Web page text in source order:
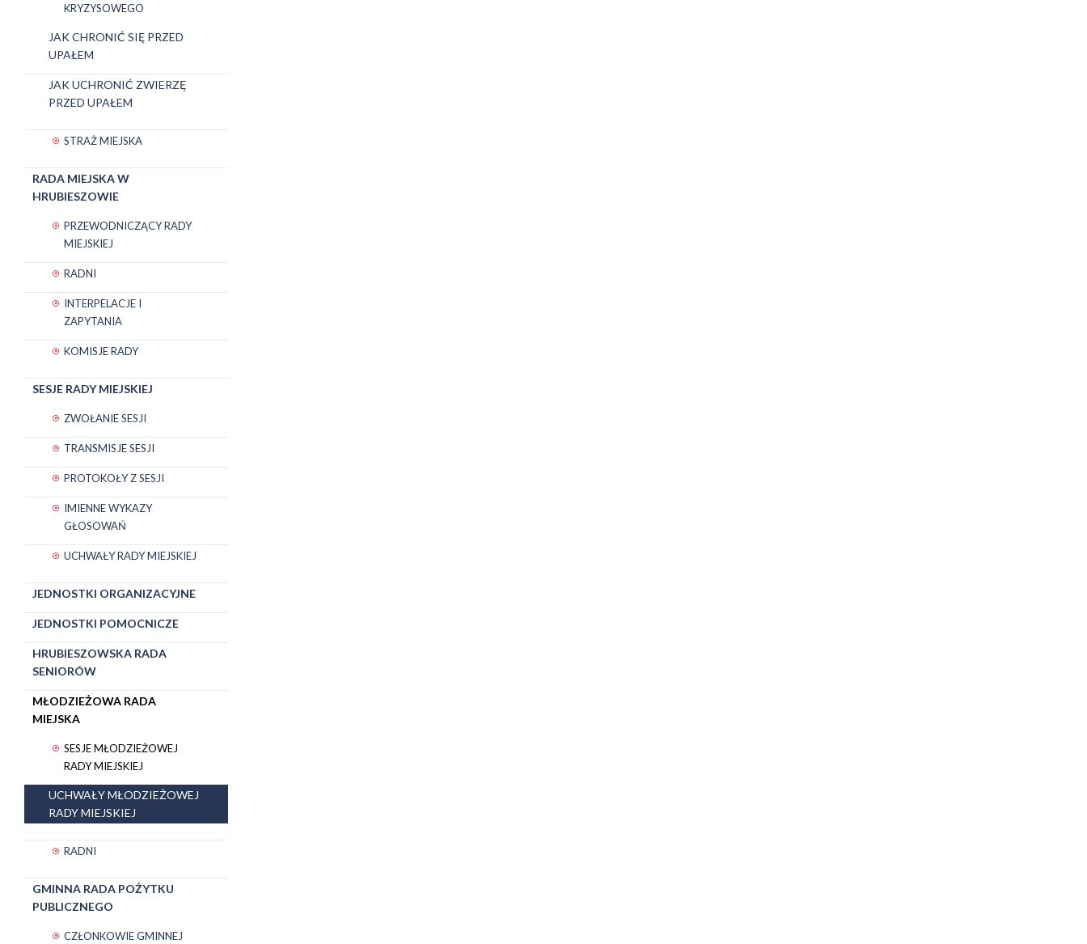
KRYZYSOWEGO
JAK CHRONIĆ SIĘ PRZED
UPAŁEM
JAK UCHRONIĆ ZWIERZĘ
PRZED UPAŁEM
STRAŻ MIEJSKA
RADA MIEJSKA W
HRUBIESZOWIE
PRZEWODNICZĄCY RADY
MIEJSKIEJ
RADNI
INTERPELACJE I
ZAPYTANIA
KOMISJE RADY
SESJE RADY MIEJSKIEJ
ZWOŁANIE SESJI
TRANSMISJE SESJI
PROTOKOŁY Z SESJI
IMIENNE WYKAZY
GŁOSOWAŃ
UCHWAŁY RADY MIEJSKIEJ
JEDNOSTKI ORGANIZACYJNE
JEDNOSTKI POMOCNICZE
HRUBIESZOWSKA RADA
SENIORÓW
MŁODZIEŻOWA RADA
MIEJSKA
SESJE MŁODZIEŻOWEJ
RADY MIEJSKIEJ
UCHWAŁY MŁODZIEŻOWEJ
RADY MIEJSKIEJ
RADNI
GMINNA RADA POŻYTKU
PUBLICZNEGO
CZŁONKOWIE GMINNEJ